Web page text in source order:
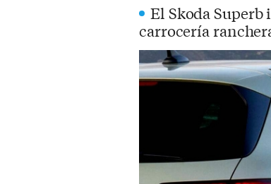
El Skoda Superb
carrocería